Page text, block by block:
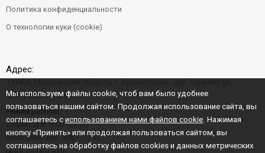
Политика конфиденциальности
О технологии куки (cookie)
Адрес:
Центральная д. 6"Б"
Режим работы:
Будние дни: 9:00–22:00
Выходные дни: 9:00–20:00
Мы используем файлы cookie, чтоб вам было удобнее
пользоваться нашим сайтом. Продолжая использование сайта, вы
соглашаетесь с использованием нами файлов cookie . Нажимая
кнопку «Принять» или продолжая пользоваться сайтом, вы
соглашаетесь на обработку файлов cookies и данных метрических